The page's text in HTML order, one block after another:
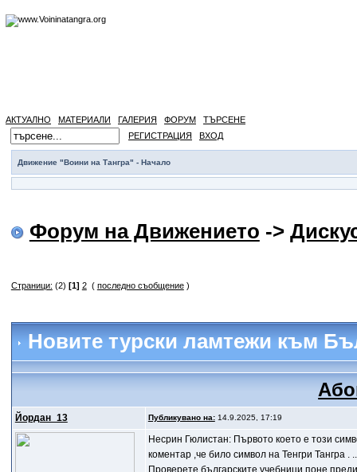
АКТУАЛНО МАТЕРИАЛИ ГАЛЕРИЯ ФОРУМ
ТЪРСЕНЕ
РЕГИСТРАЦИЯ
ВХОД
Движение "Воини на Тангра" - Начало
Форум на Движението ->
Страници: (2) [1] 2( последно съобщение)
Новите турски ламтежи към
Йордан_13 Публикувано на:14.9.2025, 17:19
Несрин Гюлистан: Първото което е този
коментар ,че било символ на Тенгри Тангра
Проверете българските учебници поне